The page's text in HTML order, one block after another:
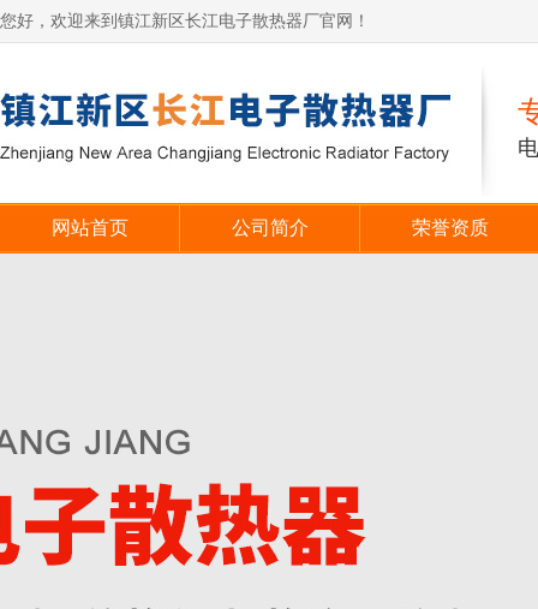
您好，欢迎来到镇江新区长江电子散热器厂官网！
网站首页 公司简介 荣誉资质